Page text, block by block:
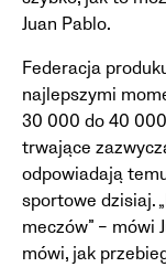
Juan Pablo.
Federacja
najlepszymi
30 000 do 40
trwające
odpowiadają
sportowe dzisiaj.
meczów” – mówi
mówi, jak